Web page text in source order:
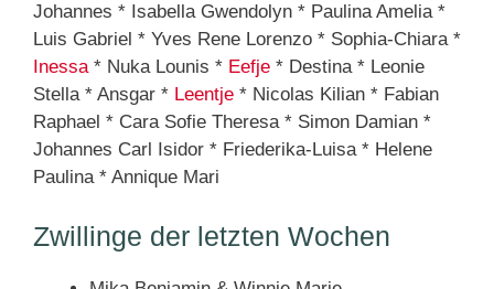
Johannes * Isabella Gwendolyn * Paulina Amelia *
Luis Gabriel * Yves Rene Lorenzo * Sophia-Chiara *
Inessa* Nuka Lounis * Eefje * Destina * Leonie
Stella * Ansgar * Leentje * Nicolas Kilian * Fabian
Raphael * Cara Sofie Theresa * Simon Damian *
Johannes Carl Isidor * Friederika-Luisa * Helene
Paulina * Annique Mari
Zwillinge der letzten Wochen